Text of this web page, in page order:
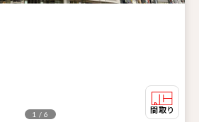
1 / 6